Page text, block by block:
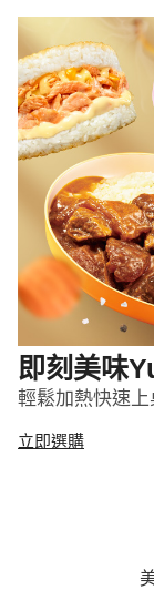
即刻美味
輕鬆加熱快速
立即選購